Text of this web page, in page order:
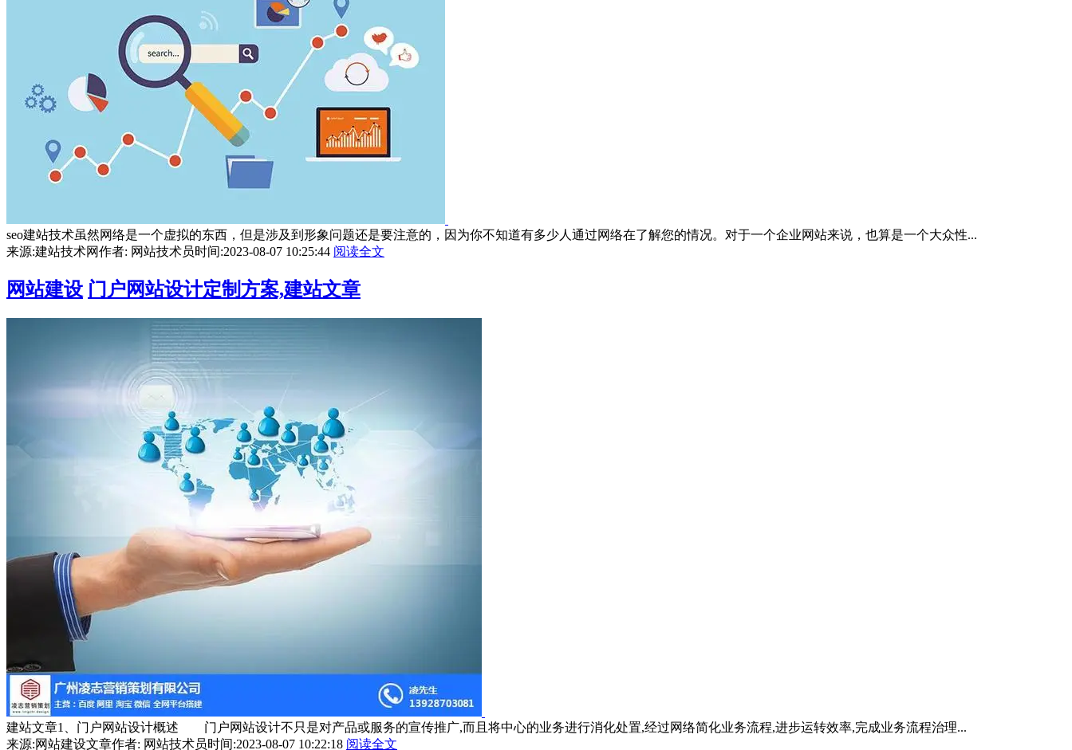
seo建站技术虽然网络是一个虚拟的东西，但是涉及到形象问题还是要注意的，因为你不知道有多少人通过网络在了解您的情况。对于一个企业网站来说，也算是一个大众性...
来源:建站技术网作者: 网站技术员时间:2023-08-07 10:25:44 阅读全文
网站建设 门户网站设计定制方案,建站文章
建站文章1、门户网站设计概述 门户网站设计不只是对产品或服务的宣传推广,而且将中心的业务进行消化处置,经过网络简化业务流程,进步运转效率,完成业务流程治理...
来源:网站建设文章作者: 网站技术员时间:2023-08-07 10:22:18 阅读全文